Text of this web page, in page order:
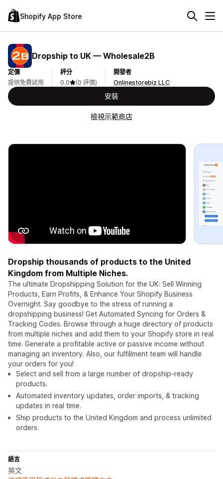
Shopify App Store
Dropship to UK — Wholesale2B
定價
提供免費試用
評分
0.0
(0 評價)
開發者
Onlinestorebiz LLC
安裝
檢視示範商店
Dropship thousands of products to the United
Kingdom from Multiple Niches.
The ultimate Dropshipping Solution for the UK: Sell Winning
Products, Earn Profits, & Enhance Your Shopify Business
Overnight. Say goodbye to the stress of running a
dropshipping business! Get Automated Syncing for Orders &
Tracking Codes. Browse through a huge directory of products
from multiple niches and add them to your Shopify store in real
time. Generate a profitable active or passive income without
managing an inventory. Also, our fulfillment team will handle
your orders for you!
Select and sell from a large number of dropship-ready
products.
Automated inventory updates, order imports, & tracking
updates in real time.
Ship products to the United Kingdom and process unlimited
orders.
語言
英文